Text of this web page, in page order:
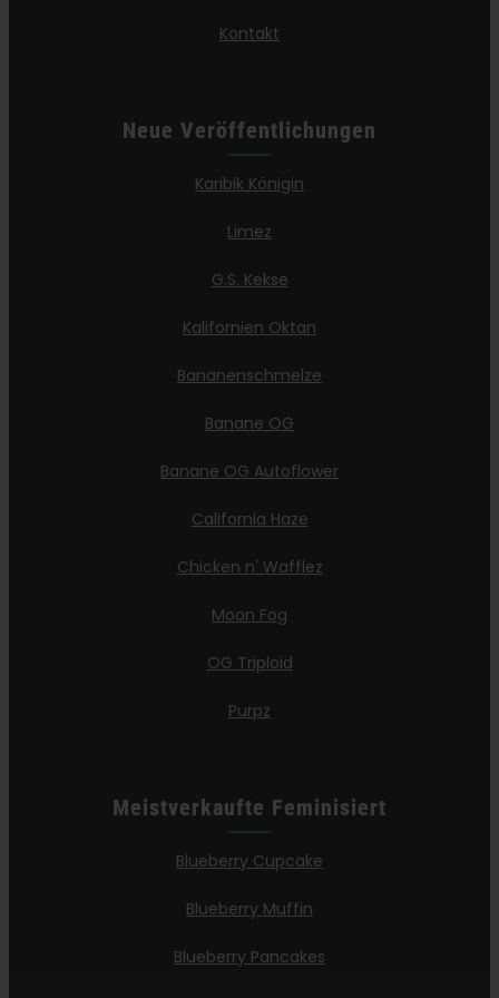
Kontakt
Neue Veröffentlichungen
Karibik Königin
Limez
G.S. Kekse
Kalifornien Oktan
Bananenschmelze
Banane OG
Banane OG Autoflower
California Haze
Chicken n' Wafflez
Moon Fog
OG Triploid
Purpz
Meistverkaufte Feminisiert
Blueberry Cupcake
Blueberry Muffin
Blueberry Pancakes